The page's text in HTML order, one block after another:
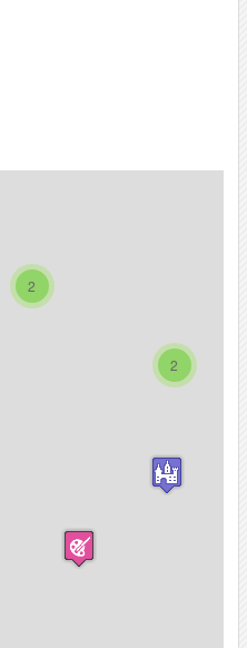
2
2